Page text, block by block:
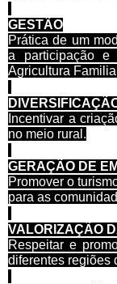
GESTÃO
Prática de um
a participação e
Agricultura
Incentivar a
no meio rural.
GERAÇÃO DE
Promover o
para as
VALORIZAÇÃO
Respeitar e
diferentes regiões